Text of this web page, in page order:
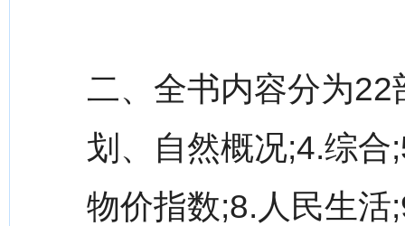
二、全书内容分为
划、自然概况;4.综
物价指数;8.人民生